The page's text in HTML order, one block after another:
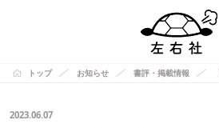
トップ お知らせ 書評・掲載情報
2023.06.07